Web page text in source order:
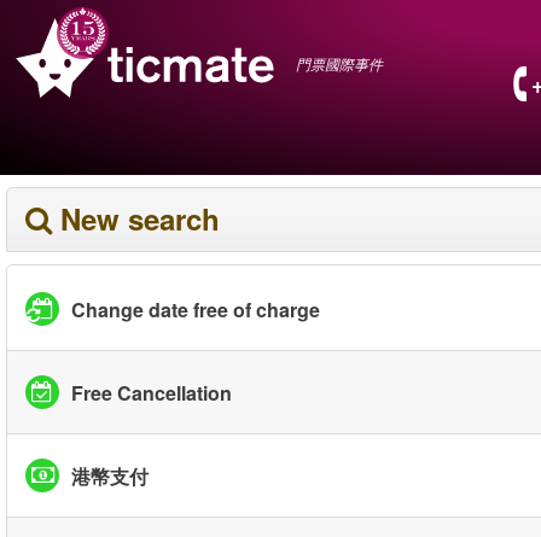
門票國際事件
New search
Change date free of charge
Free Cancellation
港幣支付